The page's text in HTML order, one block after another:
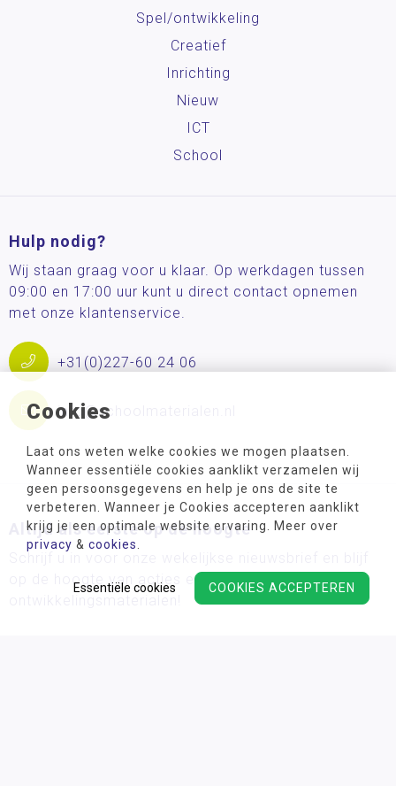
Cookies
Laat ons weten welke cookies we mogen plaatsen.
Wanneer essentiële cookies aanklikt verzamelen wij
geen persoonsgegevens en help je ons de site te
verbeteren. Wanneer je Cookies accepteren aanklikt
krijg je een optimale website ervaring. Meer over
privacy & cookies
COOKIES ACCEPTEREN
Essentiële cookies
Spel/ontwikkeling
Creatief
Inrichting
Nieuw
ICT
School
Hulp nodig?
Wij staan graag voor u klaar. Op werkdagen tussen
09:00 en 17:00 uur kunt u direct contact opnemen
met onze klantenservice.
+31(0)227-60 24 06
info@schoolmaterialen.nl
Altijd als eerste op de hoogte
op de hoogte van acties en de nieuwste